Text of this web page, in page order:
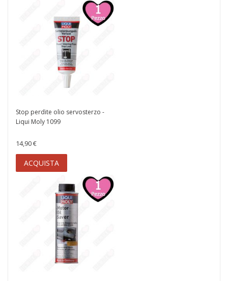
Stop perdite olio servosterzo -
Liqui Moly 1099
14,90 €
ACQUISTA